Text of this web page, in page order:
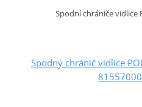
Spodní chrániče vidlice
Spodný chránič vidlice